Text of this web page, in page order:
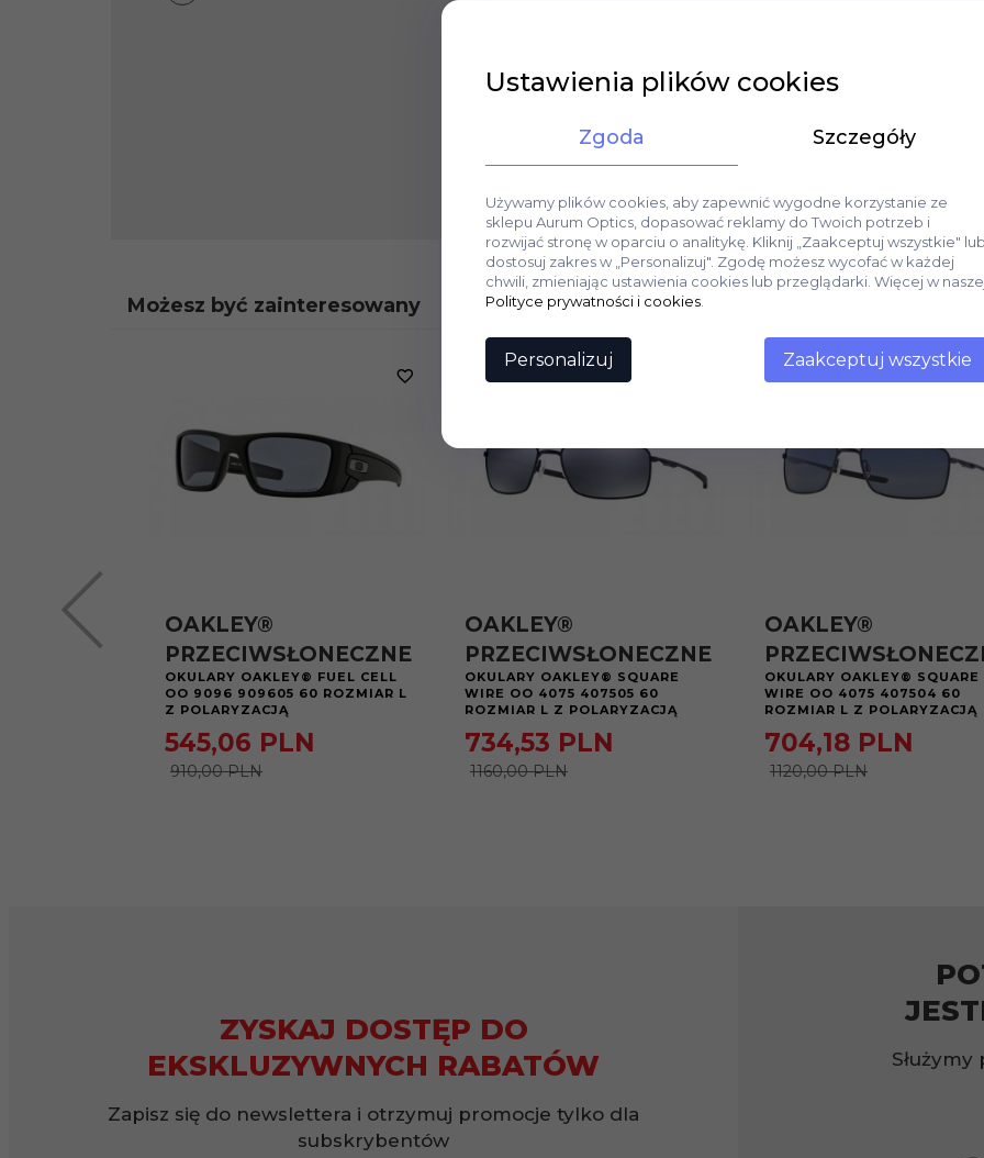
Możesz być zainteresowany
OAKLEY®
PRZECIWSŁONECZNE
OKULARY OAKLEY® FUEL CELL
OO 9096 909605 60 ROZMIAR L
Z POLARYZACJĄ
545,06 PLN
910,00 PLN
OAKLEY®
PRZECIWSŁONECZNE
OKULARY OAKLEY® SQUARE
WIRE OO 4075 407505 60
ROZMIAR L Z POLARYZACJĄ
734,53 PLN
1160,00 PLN
OAKLEY®
OKULARY OAKLEY® SQUARE
WIRE OO 4075 407504 60
ROZMIAR L Z POLARYZACJĄ
704,18 PLN
1120,00 PLN
ZYSKAJ DOSTĘP DO
EKSKLUZYWNYCH RABATÓW
Zapisz się do newslettera i otrzymuj promocje tylko dla
subskrybentów
Ustawienia plików cookies
Zgoda Szczegóły
Używamy plików cookies, aby zapewnić wygodne korzystanie ze
sklepu Aurum Optics, dopasować reklamy do Twoich potrzeb i
rozwijać stronę w oparciu o analitykę. Kliknij „Zaakceptuj wszystkie" lub
dostosuj zakres w „Personalizuj". Zgodę możesz wycofać w każdej
chwili, zmieniając ustawienia cookies lub przeglądarki. Więcej w
Polityce prywatności i cookies
Personalizuj Zaakceptuj wszystkie